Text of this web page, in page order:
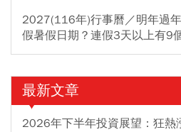
2027(116年)行事曆／明年過
假暑假日期？連假3天以上有9
最新文章
2026年下半年投資展望：狂熱